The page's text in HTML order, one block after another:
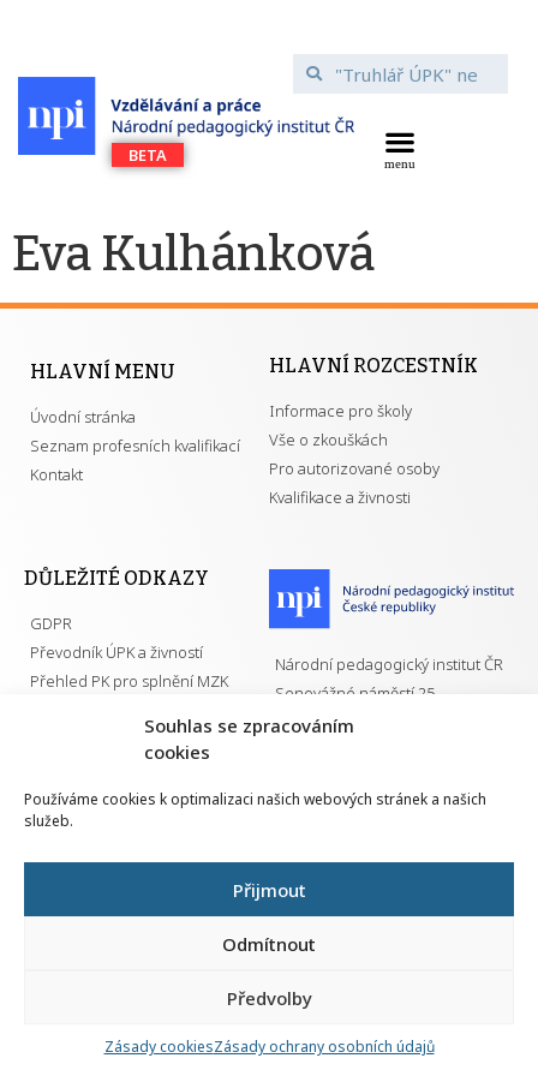
Souhlas se zpracováním
cookies
Používáme cookies k optimalizaci našich webových stránek a našich
služeb.
Přijmout
Odmítnout
Předvolby
Zásady cookiesZásady ochrany osobních údajů
Eva Kulhánková
HLAVNÍ MENU
Úvodní stránka
Seznam profesních kvalifikací
Kontakt
HLAVNÍ ROZCESTNÍK
Informace pro školy
Vše o zkouškách
Pro autorizované osoby
Kvalifikace a živnosti
DŮLEŽITÉ ODKAZY
GDPR
Převodník ÚPK a živností
Přehled PK pro splnění MZK
Národní pedagogický institut ČR
Senovážné náměstí 25
110 00 Praha 1